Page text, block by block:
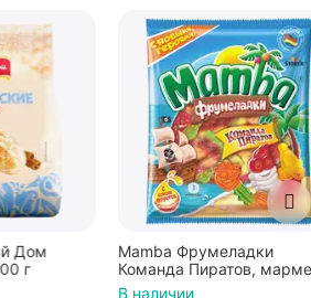
Mamba Фрумеладки
Команда Пиратов, мармелад
жевательный с фруктовым
В наличии